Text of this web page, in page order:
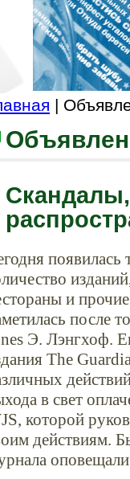
|
появилась
и
после
Э. Лэнгхоф.
The
в свет
которой
действиям.